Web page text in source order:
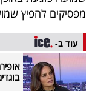
אדום
פרסמו
באייס
מפסיקים להפיץ
עוד ב-